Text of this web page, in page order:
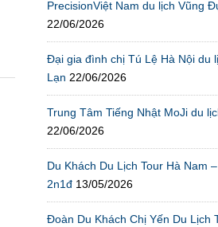
PrecisionViệt Nam du lịch Vũng
22/06/2026
Đại gia đình chị Tú Lệ Hà Nội du
Lạn 22/06/2026
Trung Tâm Tiếng Nhật MoJi du
22/06/2026
Du Khách Du Lịch Tour Hà Nam
2n1đ 13/05/2026
Đoàn Du Khách Chị Yến Du Lịch